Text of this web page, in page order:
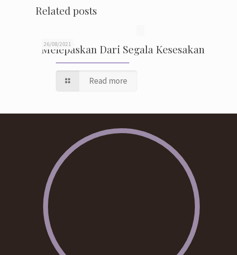
Related posts
26/08/2021
Melepaskan Dari Segala Kesesakan
Read more